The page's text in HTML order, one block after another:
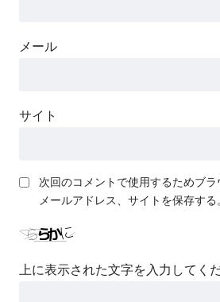
メール
サイト
次回のコメントで使用するためブラ
メールアドレス、サイトを保存する
上に表示された文字を入力してく